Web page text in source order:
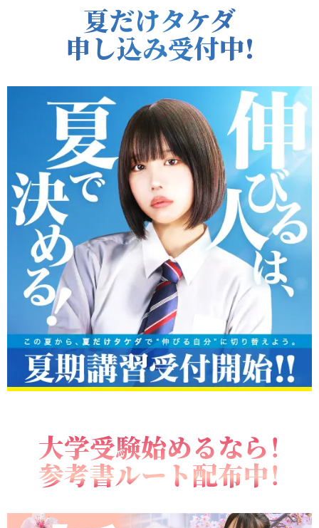
夏だけタケダ
申し込み受付中!
大学受験始めるなら！
参考書ルート配布中！